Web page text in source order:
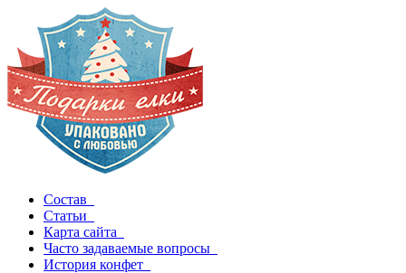
Состав
Статьи
Карта сайта
Часто задаваемые вопросы
История конфет